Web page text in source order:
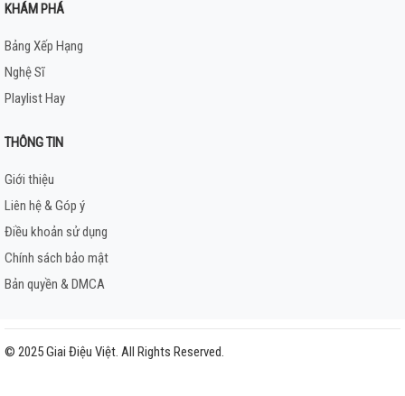
KHÁM PHÁ
Bảng Xếp Hạng
Nghệ Sĩ
Playlist Hay
THÔNG TIN
Giới thiệu
Liên hệ & Góp ý
Điều khoản sử dụng
Chính sách bảo mật
Bản quyền & DMCA
© 2025 Giai Điệu Việt. All Rights Reserved.